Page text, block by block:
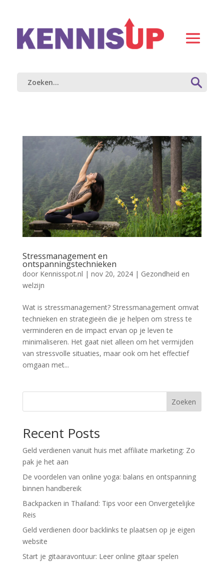
Stressmanagement en
ontspanningstechnieken
door Kennisspot.nl | nov 20, 2024| Gezondheid en
welzijn
Wat is stressmanagement? Stressmanagement omvat
technieken en strategieën die je helpen om stress te
verminderen en de impact ervan op je leven te
minimaliseren. Het gaat niet alleen om het vermijden
van stressvolle situaties, maar ook om het effectief
omgaan met...
Zoeken
Recent Posts
Geld verdienen vanuit huis met affiliate marketing: Zo
pak je het aan
De voordelen van online yoga: balans en ontspanning
binnen handbereik
Backpacken in Thailand: Tips voor een Onvergetelijke
Reis
Geld verdienen door backlinks te plaatsen op je eigen
website
Start je gitaaravontuur: Leer online gitaar spelen